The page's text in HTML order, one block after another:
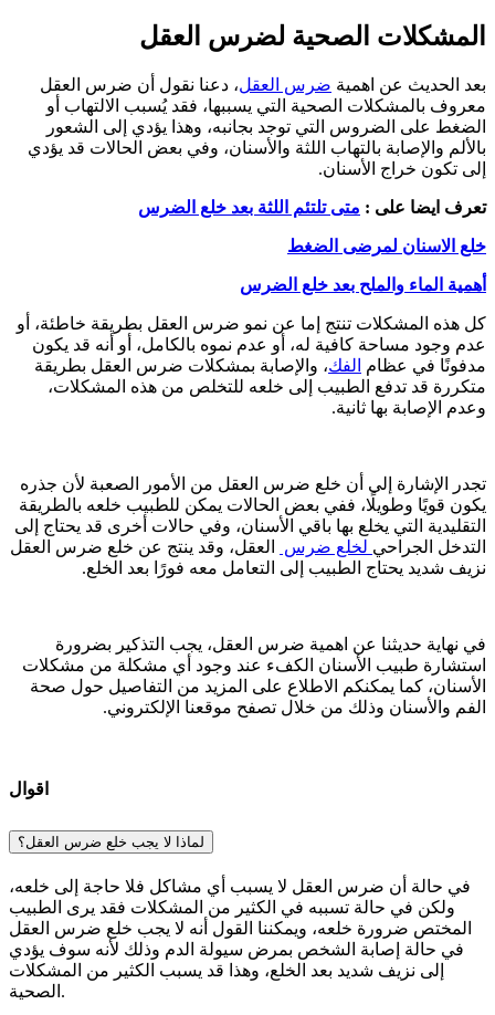
المشكلات الصحية لضرس العقل
بعد الحديث عن اهمية ضرس العقل، دعنا نقول أن ضرس العقل
معروف بالمشكلات الصحية التي يسببها، فقد يُسبب الالتهاب أو
الضغط على الضروس التي توجد بجانبه، وهذا يؤدي إلى الشعور
بالألم والإصابة بالتهاب اللثة والأسنان، وفي بعض الحالات قد يؤدي
إلى تكون خراج الأسنان.
تعرف ايضا على : متى تلتئم اللثة بعد خلع الضرس
خلع الاسنان لمرضى الضغط
أهمية الماء والملح بعد خلع الضرس
كل هذه المشكلات تنتج إما عن نمو ضرس العقل بطريقة خاطئة، أو
عدم وجود مساحة كافية له، أو عدم نموه بالكامل، أو أنه قد يكون
مدفونًا في عظام الفك، والإصابة بمشكلات ضرس العقل بطريقة
متكررة قد تدفع الطبيب إلى خلعه للتخلص من هذه المشكلات،
وعدم الإصابة بها ثانية.
تجدر الإشارة إلى أن خلع ضرس العقل من الأمور الصعبة لأن جذره
يكون قويًا وطويلًا، ففي بعض الحالات يمكن للطبيب خلعه بالطريقة
التقليدية التي يخلع بها باقي الأسنان، وفي حالات أخرى قد يحتاج إلى
التدخل الجراحي لخلع ضرس
العقل، وقد ينتج عن خلع ضرس العقل
نزيف شديد يحتاج الطبيب إلى التعامل معه فورًا بعد الخلع.
في نهاية حديثنا عن اهمية ضرس العقل، يجب التذكير بضرورة
استشارة طبيب الأسنان الكفء عند وجود أي مشكلة من مشكلات
الأسنان، كما يمكنكم الاطلاع على المزيد من التفاصيل حول صحة
الفم والأسنان وذلك من خلال تصفح موقعنا الإلكتروني.
اقوال
لماذا لا يجب خلع ضرس العقل؟
في حالة أن ضرس العقل لا يسبب أي مشاكل فلا حاجة إلى خلعه،
ولكن في حالة تسببه في الكثير من المشكلات فقد يرى الطبيب
المختص ضرورة خلعه، ويمكننا القول أنه لا يجب خلع ضرس العقل
في حالة إصابة الشخص بمرض سيولة الدم وذلك لأنه سوف يؤدي
إلى نزيف شديد بعد الخلع، وهذا قد يسبب الكثير من المشكلات
الصحية.